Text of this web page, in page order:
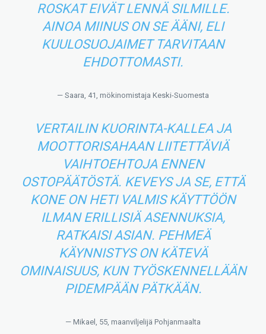
ROSKAT EIVÄT LENNÄ SILMILLE.
AINOA MIINUS ON SE ÄÄNI, ELI
KUULOSUOJAIMET TARVITAAN
EHDOTTOMASTI.
— Saara, 41, mökinomistaja Keski-Suomesta
VERTAILIN KUORINTA-KALLEA JA
MOOTTORISAHAAN LIITETTÄVIÄ
VAIHTOEHTOJA ENNEN
OSTOPÄÄTÖSTÄ. KEVEYS JA SE, ETTÄ
KONE ON HETI VALMIS KÄYTTÖÖN
ILMAN ERILLISIÄ ASENNUKSIA,
RATKAISI ASIAN. PEHMEÄ
KÄYNNISTYS ON KÄTEVÄ
OMINAISUUS, KUN TYÖSKENNELLÄÄN
PIDEMPÄÄN PÄTKÄÄN.
— Mikael, 55, maanviljelijä Pohjanmaalta